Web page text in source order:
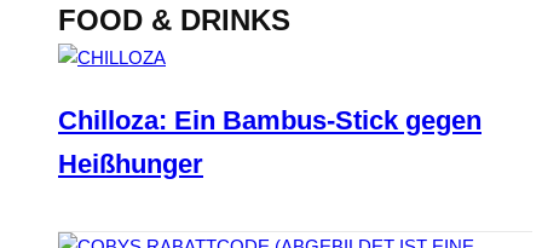
FOOD & DRINKS
Chilloza: Ein Bambus-Stick gegen
Heißhunger